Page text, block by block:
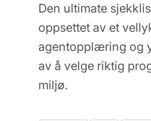
Den ultimate
oppsettet av et
agentopplæring og
av å velge riktig
miljø.